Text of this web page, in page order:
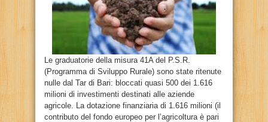
Le graduatorie della misura 41A del P.S.R.
(Programma di Sviluppo Rurale) sono state ritenute
nulle dal Tar di Bari: bloccati quasi 500 dei 1.616
milioni di investimenti destinati alle aziende
agricole. La dotazione finanziaria di 1.616 milioni (il
contributo del fondo europeo per l’agricoltura è pari